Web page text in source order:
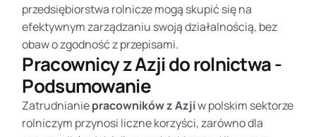
przedsiębiorstwa rolnicze mogą skupić się na
efektywnym zarządzaniu swoją działalnością, bez
obaw o zgodność z przepisami.
Pracownicy z Azji do rolnictwa -
Podsumowanie
Zatrudnianiepracowników z Azjiw polskim sektorze
rolniczym przynosi liczne korzyści, zarówno dla